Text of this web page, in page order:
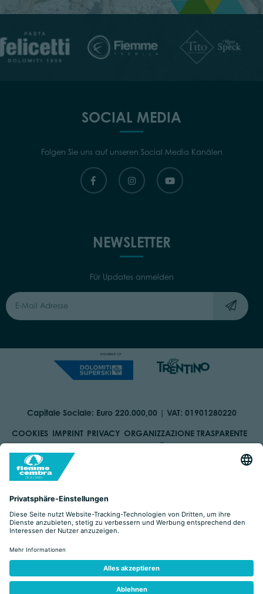
SOCIAL MEDIA
Folgen Sie uns auf unseren Social Media Kanälen
NEWSLETTER
Für Updates anmelden
Capitale Sociale: Euro 220.000,00 | VAT: 01901280220
COOKIES IMPRINT PRIVACY ORGANIZZAZIONE TRASPARENTE
BARRIEREFREIHEITSERKLÄRUNG